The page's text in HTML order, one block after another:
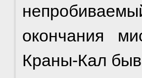
окончания
Краны-Кал